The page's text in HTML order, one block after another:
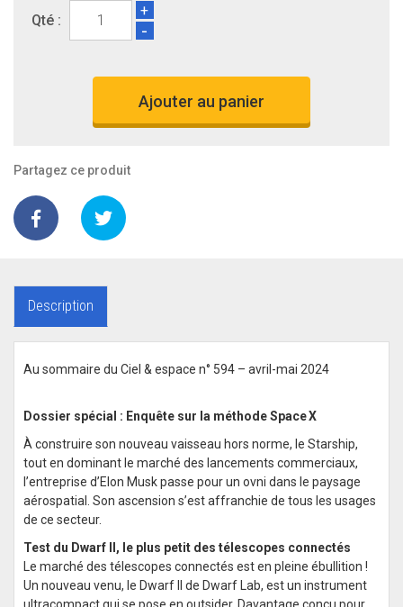
Qté :
+
-
Ajouter au panier
Partagez ce produit
Description
Au sommaire du Ciel & espace n° 594 – avril-mai 2024
Dossier spécial : Enquête sur la méthode Space X
À construire son nouveau vaisseau hors norme, le Starship,
tout en dominant le marché des lancements commerciaux,
l’entreprise d’Elon Musk passe pour un ovni dans le paysage
aérospatial. Son ascension s’est affranchie de tous les usages
de ce secteur.
Test du Dwarf II, le plus petit des télescopes connectés
Le marché des télescopes connectés est en pleine ébullition !
Un nouveau venu, le Dwarf II de Dwarf Lab, est un instrument